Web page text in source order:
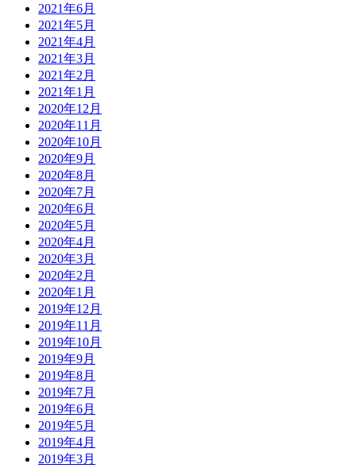
2021年6月
2021年5月
2021年4月
2021年3月
2021年2月
2021年1月
2020年12月
2020年11月
2020年10月
2020年9月
2020年8月
2020年7月
2020年6月
2020年5月
2020年4月
2020年3月
2020年2月
2020年1月
2019年12月
2019年11月
2019年10月
2019年9月
2019年8月
2019年7月
2019年6月
2019年5月
2019年4月
2019年3月